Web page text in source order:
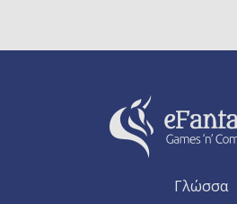
Γλώσσα